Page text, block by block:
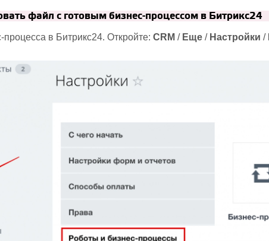
файл с готовым бизнес-процессом в Битрикс24
в Битрикс24. Откройте: CRM / Еще / Настройки /